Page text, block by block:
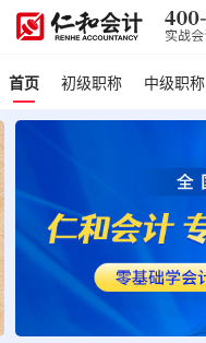
首页 初级职称 中级职称